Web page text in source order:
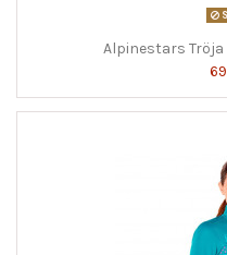
Alpinestars Tröja